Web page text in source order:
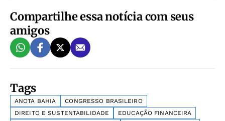
Compartilhe essa notícia com seus
amigos
Tags
ANOTA BAHIA
CONGRESSO BRASILEIRO
DIREITO E SUSTENTABILIDADE
EDUCAÇÃO FINANCEIRA